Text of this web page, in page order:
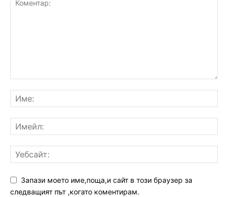
Запази моето име,поща,и сайт в този браузер за
следващият път ,когато коментирам.